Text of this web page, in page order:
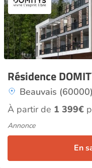
Résidence
Beauvais (60000)
À partir de 1 399€
Annonce
En